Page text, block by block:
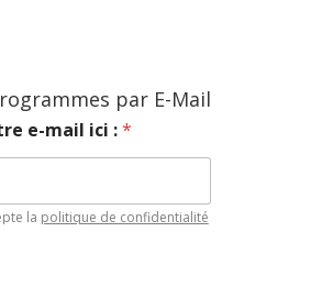
par E-Mail
e-mail ici :*
la politique de confidentialité